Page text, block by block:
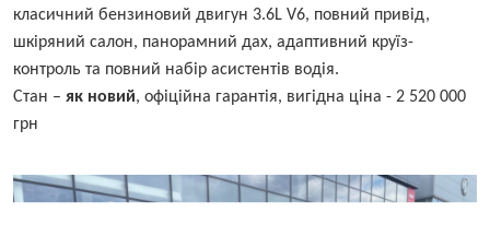
класичний бензиновий двигун 3.6L V6, повний привід,
шкіряний салон, панорамний дах, адаптивний круїз-
контроль та повний набір асистентів водія.
Стан – як новий, офіційна гарантія, вигідна ціна - 2 520 000
грн